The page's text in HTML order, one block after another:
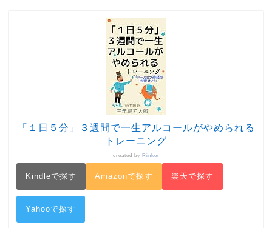
「１日５分」３週間で一生アルコールがやめられる
トレーニング
created by Rinker
Kindleで探す Amazonで探す 楽天で探す
Yahooで探す